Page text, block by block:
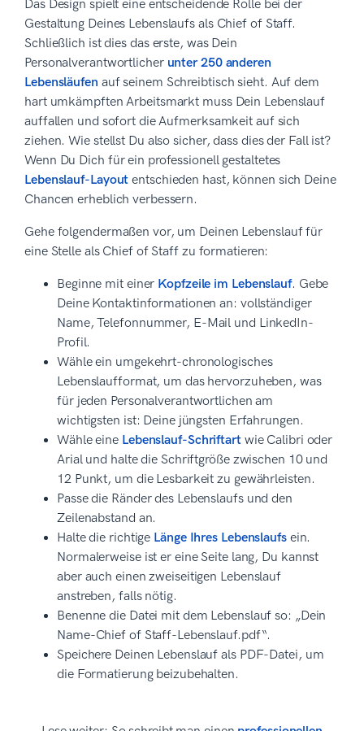
Das Design spielt eine entscheidende Rolle bei der
Gestaltung Deines Lebenslaufs als Chief of Staff.
Schließlich ist dies das erste, was Dein
Personalverantwortlicher unter 250 anderen
Lebensläufen auf seinem Schreibtisch sieht. Auf dem
hart umkämpften Arbeitsmarkt muss Dein Lebenslauf
auffallen und sofort die Aufmerksamkeit auf sich
ziehen. Wie stellst Du also sicher, dass dies der Fall ist?
Wenn Du Dich für ein professionell gestaltetes
Lebenslauf-Layout entschieden hast, können sich Deine
Chancen erheblich verbessern.
Gehe folgendermaßen vor, um Deinen Lebenslauf für
eine Stelle als Chief of Staff zu formatieren:
Beginne mit einer Kopfzeile im Lebenslauf. Gebe
Deine Kontaktinformationen an: vollständiger
Name, Telefonnummer, E-Mail und LinkedIn-
Profil.
Wähle ein umgekehrt-chronologisches
Lebenslaufformat, um das hervorzuheben, was
für jeden Personalverantwortlichen am
wichtigsten ist: Deine jüngsten Erfahrungen.
Wähle eine Lebenslauf-Schriftartwie Calibri oder
Arial und halte die Schriftgröße zwischen 10 und
12 Punkt, um die Lesbarkeit zu gewährleisten.
Passe die Ränder des Lebenslaufs und den
Zeilenabstand an.
Halte die richtige Länge Ihres Lebenslaufsein.
Normalerweise ist er eine Seite lang, Du kannst
aber auch einen zweiseitigen Lebenslauf
anstreben, falls nötig.
Benenne die Datei mit dem Lebenslauf so: „Dein
Name-Chief of Staff-Lebenslauf.pdf“.
Speichere Deinen Lebenslauf als PDF-Datei, um
die Formatierung beizubehalten.